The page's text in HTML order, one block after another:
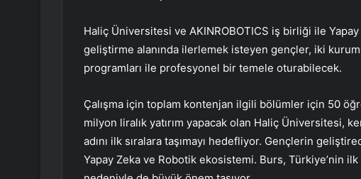
Haliç Üniversitesi ve AKINROBOTICS iş birliği ile
geliştirme alanında ilerlemek isteyen gençler, iki
programları ile profesyonel bir temele oturabilecek.
Çalışma için toplam kontenjan ilgili bölümler için 50
milyon liralık yatırım yapacak olan Haliç Üniversitesi,
adını ilk sıralara taşımayı hedefliyor. Gençlerin
Yapay Zeka ve Robotik ekosistemi. Burs, Türkiye’nin